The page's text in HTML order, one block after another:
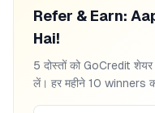
Refer & Earn:
Hai!
5 दोस्तों को GoCredit
लें। हर महीने 10 winners